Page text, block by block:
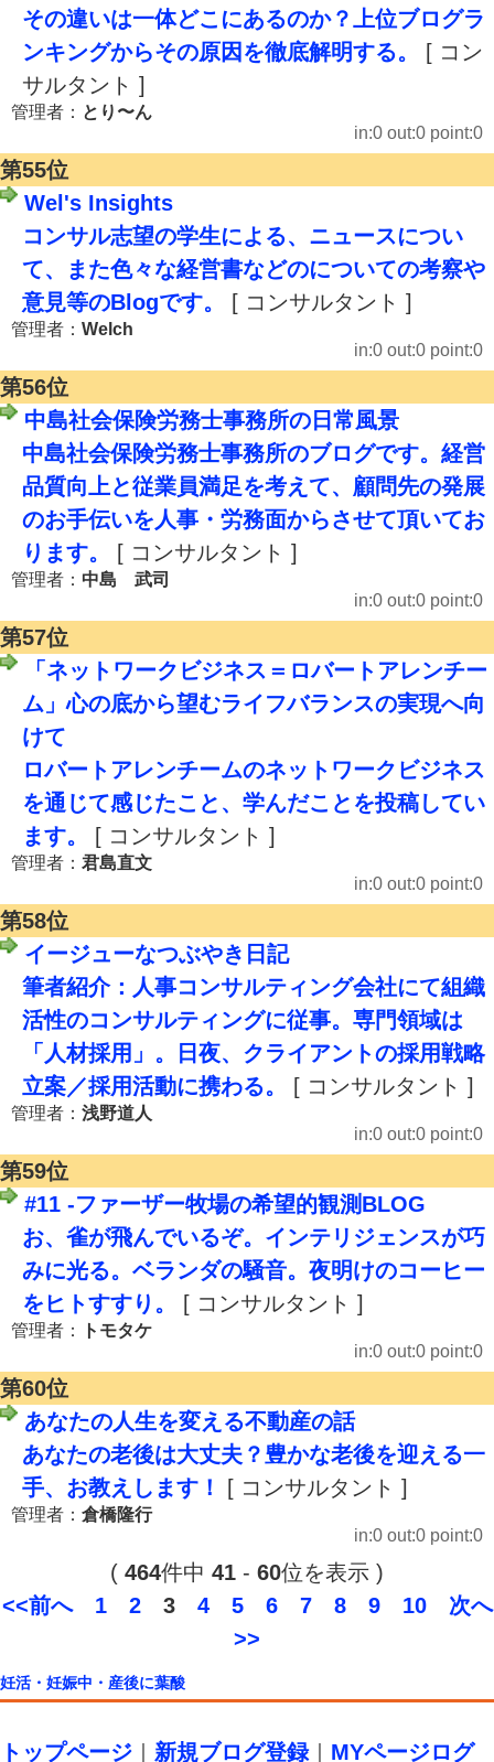
その違いは一体どこにあるのか？上位ブログラ
ンキングからその原因を徹底解明する。
[ コン
サルタント ]
管理者： とり〜ん
in:0 out:0 point:0
第55位
Wel's Insights
コンサル志望の学生による、ニュースについ
て、また色々な経営書などのについての考察や
意見等のBlogです。
[ コンサルタント ]
管理者： Welch
in:0 out:0 point:0
第56位
中島社会保険労務士事務所の日常風景
中島社会保険労務士事務所のブログです。経営
品質向上と従業員満足を考えて、顧問先の発展
のお手伝いを人事・労務面からさせて頂いてお
ります。
[ コンサルタント ]
管理者： 中島 武司
in:0 out:0 point:0
第57位
「ネットワークビジネス＝ロバートアレンチー
ム」心の底から望むライフバランスの実現へ向
けて
ロバートアレンチームのネットワークビジネス
を通じて感じたこと、学んだことを投稿してい
ます。
[ コンサルタント ]
管理者： 君島直文
in:0 out:0 point:0
第58位
イージューなつぶやき日記
筆者紹介：人事コンサルティング会社にて組織
活性のコンサルティングに従事。専門領域は
「人材採用」。日夜、クライアントの採用戦略
立案／採用活動に携わる。
[ コンサルタント ]
管理者： 浅野道人
in:0 out:0 point:0
第59位
#11 -ファーザー牧場の希望的観測BLOG
お、雀が飛んでいるぞ。インテリジェンスが巧
みに光る。ベランダの騒音。夜明けのコーヒー
をヒトすすり。
[ コンサルタント ]
管理者：
トモタケ
in:0 out:0 point:0
第60位
あなたの人生を変える不動産の話
あなたの老後は大丈夫？豊かな老後を迎える一
手、お教えします！
[ コンサルタント ]
管理者： 倉橋隆行
in:0 out:0 point:0
( 464件中 41 - 60位を表示 )
<<前へ
1 2 3 4 5 6 7 8 9 10
次へ
>>
妊活・妊娠中・産後に葉酸
トップページ 新規ブログ登録｜ MYページログ